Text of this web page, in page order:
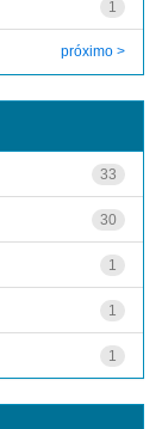
1
próximo >
33
30
1
1
1